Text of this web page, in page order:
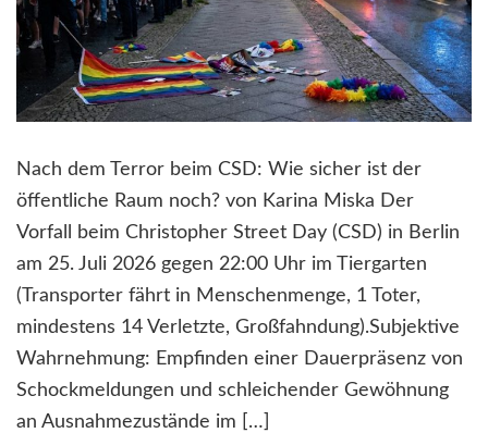
Nach dem Terror beim CSD: Wie sicher ist der
öffentliche Raum noch? von Karina Miska Der
Vorfall beim Christopher Street Day (CSD) in Berlin
am 25. Juli 2026 gegen 22:00 Uhr im Tiergarten
(Transporter fährt in Menschenmenge, 1 Toter,
mindestens 14 Verletzte, Großfahndung).Subjektive
Wahrnehmung: Empfinden einer Dauerpräsenz von
Schockmeldungen und schleichender Gewöhnung
an Ausnahmezustände im […]